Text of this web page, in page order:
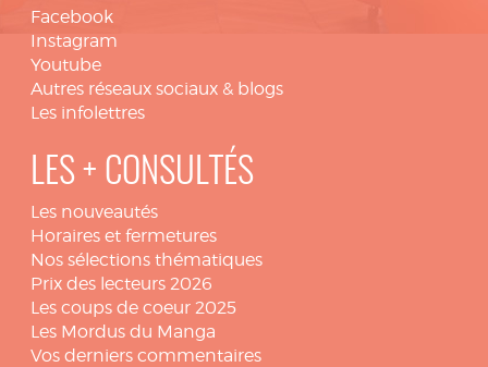
Facebook
Instagram
Youtube
Autres réseaux sociaux & blogs
Les infolettres
LES + CONSULTÉS
Les nouveautés
Horaires et fermetures
Nos sélections thématiques
Prix des lecteurs 2026
Les coups de coeur 2025
Les Mordus du Manga
Vos derniers commentaires